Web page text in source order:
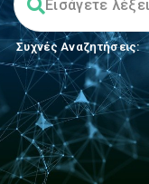
Συχνές Αναζητήσεις: